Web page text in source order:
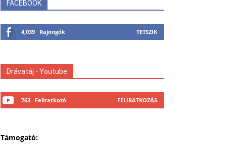
FACEBOOK
4,039 Rajongók TETSZIK
Drávatáj - Youtube
763 Feliratkozó FELIRATKOZÁS
Támogató: